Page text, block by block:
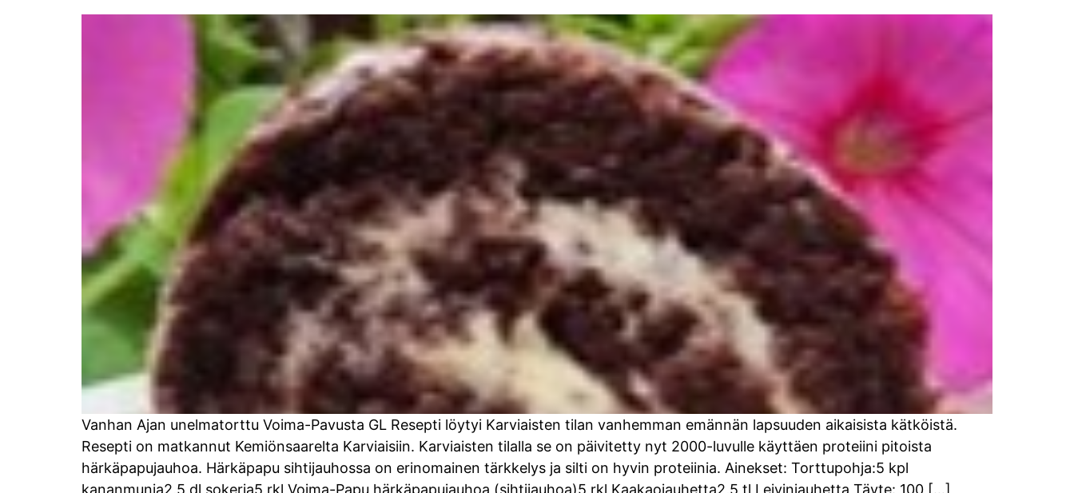
Vanhan Ajan unelmatorttu Voima-Pavusta GL Resepti löytyi Karviaisten tilan vanhemman emännän lapsuuden aikaisista kätköistä.
Resepti on matkannut Kemiönsaarelta Karviaisiin. Karviaisten tilalla se on päivitetty nyt 2000-luvulle käyttäen proteiini pitoista
härkäpapujauhoa. Härkäpapu sihtijauhossa on erinomainen tärkkelys ja silti on hyvin proteiinia. Ainekset: Torttupohja:5 kpl